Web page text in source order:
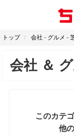
トップ 会社 - グルメ -
会社 ＆
このカテ
他